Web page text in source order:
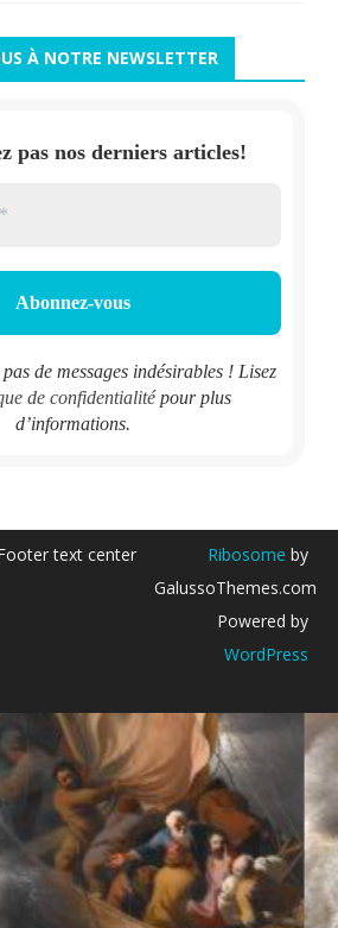
À NOTRE NEWSLETTER
pas nos derniers articles!
de messages indésirables ! Lisez
de confidentialitépour plus
d’informations.
text center Ribosome by
GalussoThemes.com
Powered by
WordPress